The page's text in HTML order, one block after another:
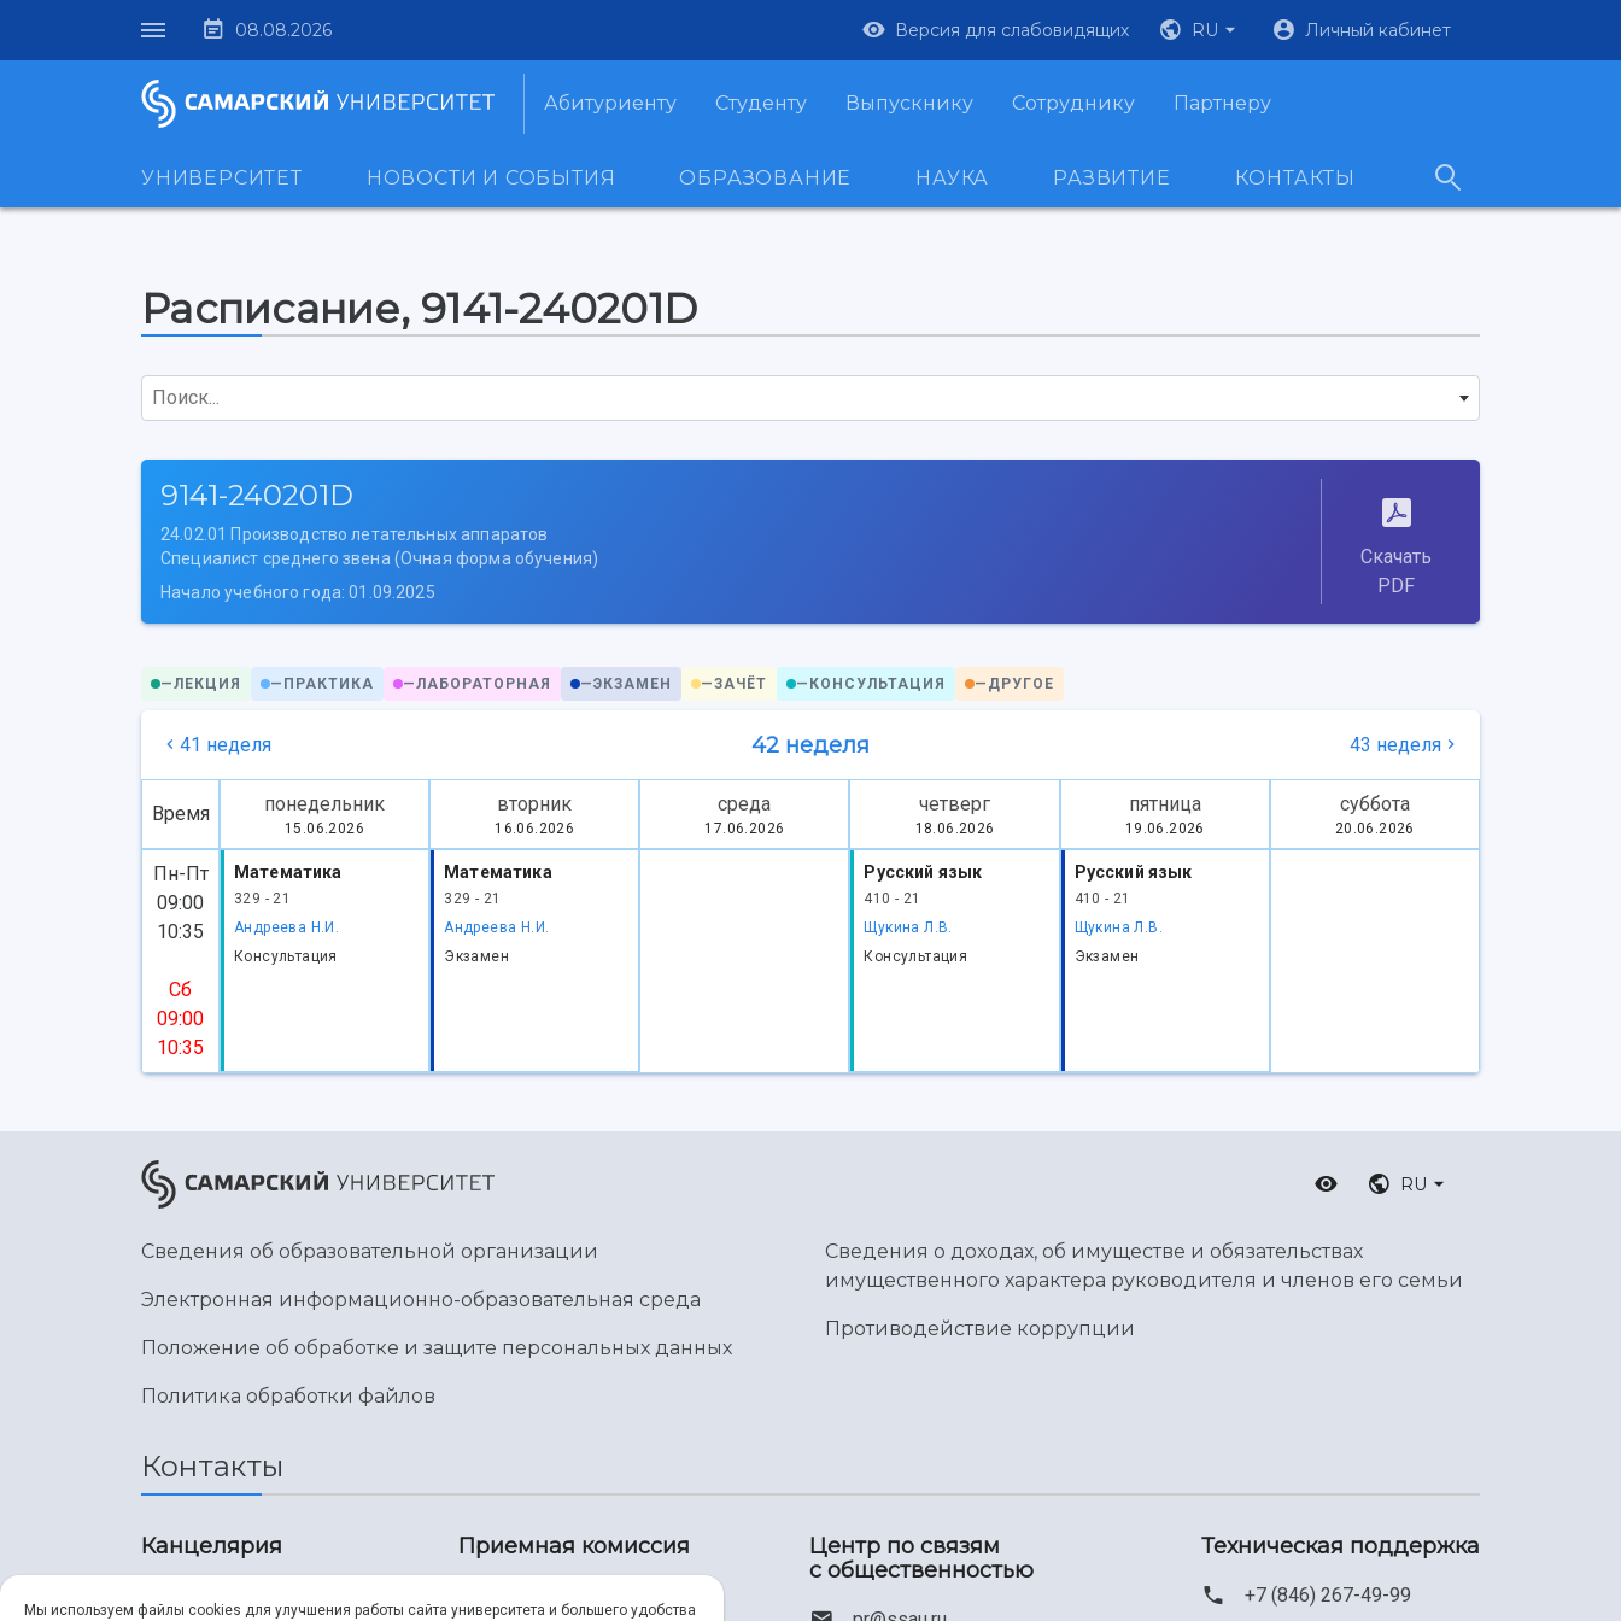
08.08.2026 Версия для слабовидящих RU Личный кабинет
Абитуриенту Студенту Выпускнику Сотруднику Партнеру
УНИВЕРСИТЕТ НОВОСТИ И СОБЫТИЯ ОБРАЗОВАНИЕ НАУКА РАЗВИТИЕ КОНТАКТЫ
Расписание, 9141-240201D
Поиск...
9141-240201D
24.02.01 Производство летательных аппаратов
Специалист среднего звена (Очная форма обучения)
Начало учебного года: 01.09.2025
Скачать
PDF
—ЛЕКЦИЯ — ПРАКТИКА —ЛАБОРАТОРНАЯ —ЭКЗАМЕН —ЗАЧЁТ — КОНСУЛЬТАЦИЯ — ДРУГОЕ
41 неделя 42 неделя 43 неделя
Время понедельник
15.06.2026
вторник
16.06.2026
среда
17.06.2026
четверг
18.06.2026
пятница
19.06.2026
суббота
20.06.2026
Пн-Пт
09:00
10:35
Сб
09:00
10:35
Математика
329 - 21
Андреева Н.И.
Консультация
Математика
329 - 21
Андреева Н.И.
Экзамен
Русский язык
410 - 21
Щукина Л.В.
Консультация
Русский язык
410 - 21
Щукина Л.В.
Экзамен
RU
Сведения об образовательной организации
Электронная информационно-образовательная среда
Положение об обработке и защите персональных данных
Политика обработки файлов
Сведения о доходах, об имуществе и обязательствах
имущественного характера руководителя и членов его семьи
Противодействие коррупции
Контакты
Канцелярия Приемная комиссия
Центр по связям
с общественностью
Техническая поддержка
+7 (846) 267-49-99
Мы используем файлы cookies для улучшения работы сайта университета и большего удобства